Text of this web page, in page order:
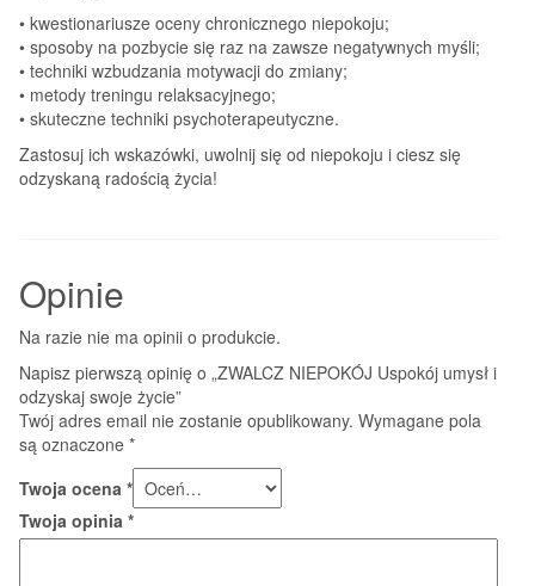
• kwestionariusze oceny chronicznego niepokoju;
• sposoby na pozbycie się raz na zawsze negatywnych myśli;
• techniki wzbudzania motywacji do zmiany;
• metody treningu relaksacyjnego;
• skuteczne techniki psychoterapeutyczne.
Zastosuj ich wskazówki, uwolnij się od niepokoju i ciesz się
odzyskaną radością życia!
Opinie
Na razie nie ma opinii o produkcie.
Napisz pierwszą opinię o „ZWALCZ NIEPOKÓJ Uspokój umysł i
odzyskaj swoje życie”
Twój adres email nie zostanie opublikowany. Wymagane pola
są oznaczone *
Twoja ocena *
Twoja opinia *